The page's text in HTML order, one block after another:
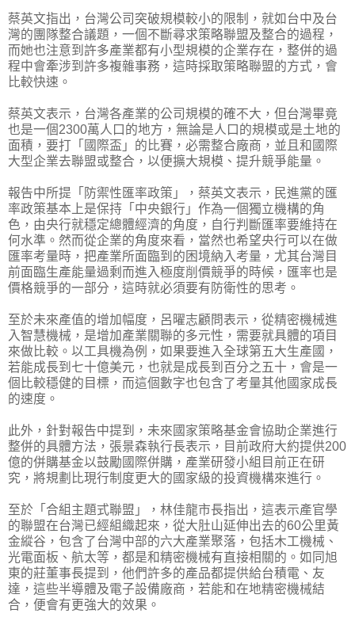
蔡英文指出，台灣公司突破規模較小的限制，就如台中及台
灣的團隊整合議題，一個不斷尋求策略聯盟及整合的過程，
而她也注意到許多產業都有小型規模的企業存在，整併的過
程中會牽涉到許多複雜事務，這時採取策略聯盟的方式，會
比較快速。
蔡英文表示，台灣各產業的公司規模的確不大，但台灣畢竟
也是一個2300萬人口的地方，無論是人口的規模或是土地的
面積，要打「國際盃」的比賽，必需整合廠商，並且和國際
大型企業去聯盟或整合，以便擴大規模、提升競爭能量。
報告中所提「防禦性匯率政策」，蔡英文表示，民進黨的匯
率政策基本上是保持「中央銀行」作為一個獨立機構的角
色，由央行就穩定總體經濟的角度，自行判斷匯率要維持在
何水準。然而從企業的角度來看，當然也希望央行可以在做
匯率考量時，把產業所面臨到的困境納入考量，尤其台灣目
前面臨生產能量過剩而進入極度削價競爭的時候，匯率也是
價格競爭的一部分，這時就必須要有防衛性的思考。
至於未來產值的增加幅度，呂曜志顧問表示，從精密機械進
入智慧機械，是增加產業關聯的多元性，需要就具體的項目
來做比較。以工具機為例，如果要進入全球第五大生產國，
若能成長到七十億美元，也就是成長到百分之五十，會是一
個比較穩健的目標，而這個數字也包含了考量其他國家成長
的速度。
此外，針對報告中提到，未來國家策略基金會協助企業進行
整併的具體方法，張景森執行長表示，目前政府大約提供200
億的併購基金以鼓勵國際併購，產業研發小組目前正在研
究，將規劃比現行制度更大的國家級的投資機構來進行。
至於「合組主題式聯盟」，林佳龍市長指出，這表示產官學
的聯盟在台灣已經組織起來，從大肚山延伸出去的60公里黃
金縱谷，包含了台灣中部的六大產業聚落，包括木工機械、
光電面板、航太等，都是和精密機械有直接相關的。如同旭
東的莊董事長提到，他們許多的產品都提供給台積電、友
達，這些半導體及電子設備廠商，若能和在地精密機械結
合，便會有更強大的效果。